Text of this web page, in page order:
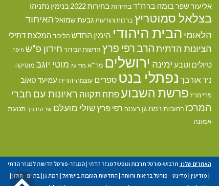
אליעזר שפר בומה ברח"דבחירות בחירות 2022 בנימין נתניהו
בצלאל סמוטריץ ברכות והודעותגבעת שמואל האיחוד
הלאומי הבית היהודי הימין החדשהליכוד המלצת דתילי
הציונות הדתיתהרב רפי פרץ חדשות הבידור חידון פ"ש חיפה
טיולים וטבע ימינה ירושלים מד"א מודיעין מוטי יוגב מוסיקה
ניר אורבך נפתלי בנט ספרים עוצמה יהודית עמיעד טאוב
פריימריז פרשת השבוע פתח תקווה ראיונות עם חברי
המרכזרחובות רמת גן רעננה רפי פרץשולי מועלם שר החינוך תנועת
אמונה
האתרים שלנו: תרבוש-פורטל תרבות ונופש למגזר הדתי | המגזר-פורטל חדשות למגזר הדתי
| מודיעין | מדינט – פורטל בריאות ורווחה | החדשות הטובות בישראל | רמת גן | בת ים - חולון|